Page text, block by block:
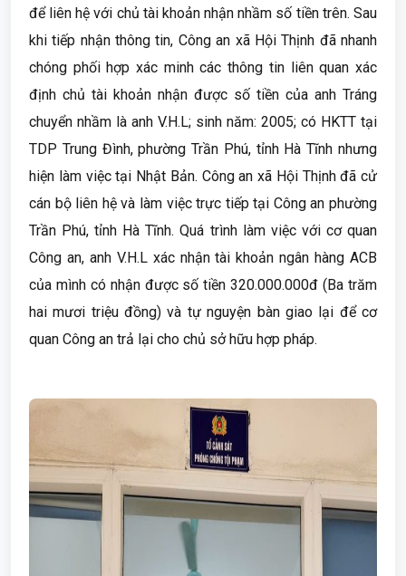
để liên hệ với chủ tài khoản nhận nhầm số tiền trên. Sau
khi tiếp nhận thông tin, Công an xã Hội Thịnh đã nhanh
chóng phối hợp xác minh các thông tin liên quan xác
định chủ tài khoản nhận được số tiền của anh Tráng
chuyển nhầm là anh V.H.L; sinh năm: 2005; có HKTT tại
TDP Trung Đình, phường Trần Phú, tỉnh Hà Tĩnh nhưng
hiện làm việc tại Nhật Bản. Công an xã Hội Thịnh đã cử
cán bộ liên hệ và làm việc trực tiếp tại Công an phường
Trần Phú, tỉnh Hà Tĩnh. Quá trình làm việc với cơ quan
Công an, anh V.H.L xác nhận tài khoản ngân hàng ACB
của mình có nhận được số tiền 320.000.000đ (Ba trăm
hai mươi triệu đồng) và tự nguyện bàn giao lại để cơ
quan Công an trả lại cho chủ sở hữu hợp pháp.